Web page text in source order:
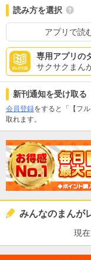
読み方を選択
アプリで読
専用アプリの
サクサクまん
新刊通知を受け取る
会員登録をすると「【フ
取れます。
みんなのまんが
現